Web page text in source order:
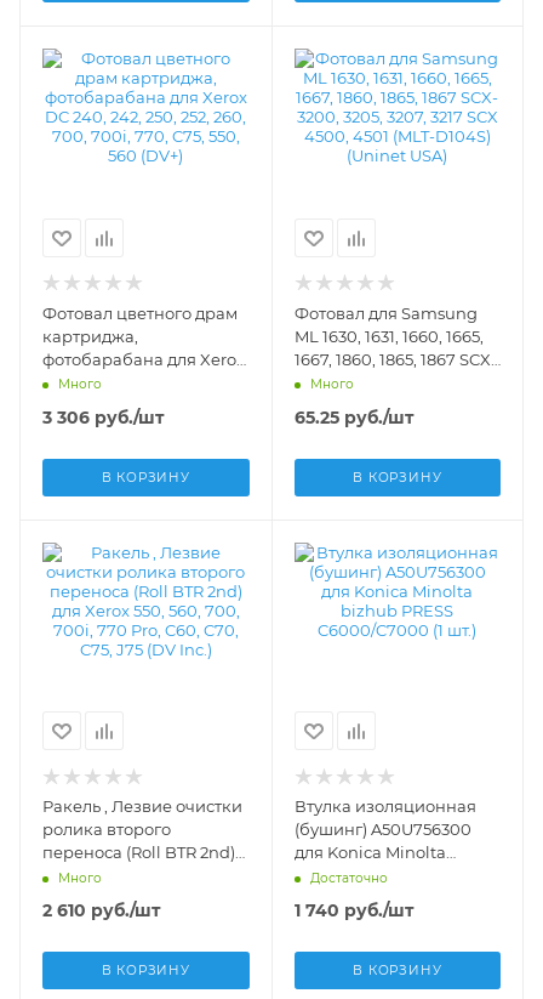
Фотовал цветного драм
картриджа,
фотобарабана для Xerox
DC 240, 242, 250, 252, 260,
700, 700i, 770, C75, 550,
560 (DV+) -
Много
3 306 руб./шт
В КОРЗИНУ
Фотовал для Samsung
ML 1630, 1631, 1660, 1665,
1667, 1860, 1865, 1867 SCX-
3200, 3205, 3207, 3217 SCX
4500, 4501 (MLT-D104S)
(Uninet USA) - DV-OPC-
Много
65.25руб./шт
В КОРЗИНУ
Ракель , Лезвие очистки
ролика второго
переноса (Roll BTR 2nd)
для Xerox 550, 560, 700,
700i, 770 Pro, C60, C70,
C75, J75 (DV Inc.) -
Много
2 610 руб./шт
В КОРЗИНУ
Втулка изоляционная
(бушинг) A50U756300
для Konica Minolta
bizhub PRESS
C6000/C7000 (1 шт.) -
Достаточно
1 740 руб./шт
В КОРЗИНУ